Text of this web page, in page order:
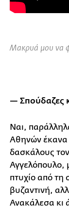
Μακρυά μου να
— Σπούδαζες
Ναι,
Αθηνών έκανα
δασκάλους
Αγγελόπουλο,
πτυχίο από τη
βυζαντινή,
Ανακάλεσα κι